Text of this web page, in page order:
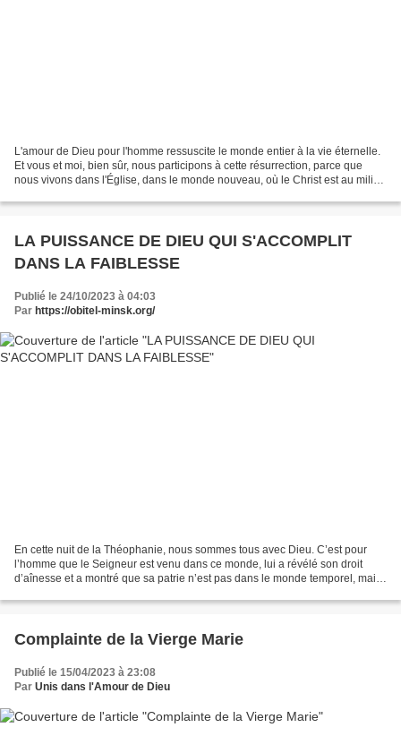
L'amour de Dieu pour l'homme ressuscite le monde entier à la vie éternelle.
Et vous et moi, bien sûr, nous participons à cette résurrection, parce que
nous vivons dans l'Église, dans le monde nouveau, où le Christ est au milieu
LA PUISSANCE DE DIEU QUI S'ACCOMPLIT
DANS LA FAIBLESSE
Publié le 24/10/2023 à 04:03
Par https://obitel-minsk.org/
En cette nuit de la Théophanie, nous sommes tous avec Dieu. C’est pour
l’homme que le Seigneur est venu dans ce monde, lui a révélé son droit
d’aînesse et a montré que sa patrie n’est pas dans le monde temporel, mais
Complainte de la Vierge Marie
Publié le 15/04/2023 à 23:08
Par Unis dans l'Amour de Dieu